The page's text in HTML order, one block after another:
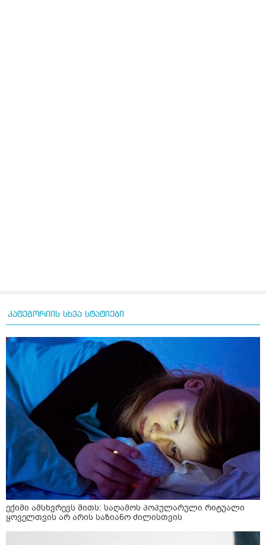
კატეგორიის სხვა სტატიები
ექიმი ამსხვრევს მითს: საღამოს პოპულარული რიტუალი
ყოველთვის არ არის საზიანო ძილისთვის